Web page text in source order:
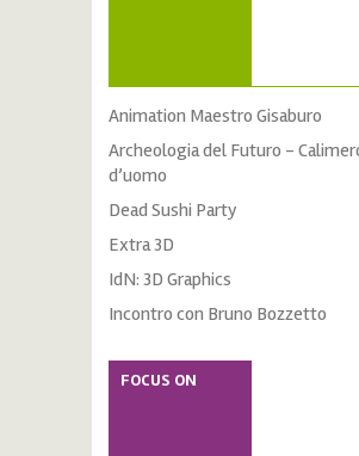
Animation Maestro Gisaburo
Archeologia del Futuro -
d’uomo
Dead Sushi Party
Extra 3D
IdN: 3D Graphics
Incontro con Bruno Bozzetto
FOCUS ON